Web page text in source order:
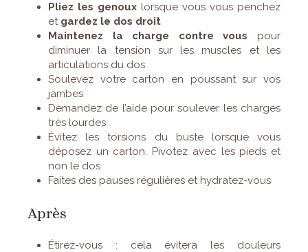
Pliez les genoux lorsque vous vous penchez
et gardez le dos droit
Maintenez la charge contre vous pour
diminuer la tension sur les muscles et les
articulations du dos
Soulevez votre carton en poussant sur vos
jambes
Demandez de l’aide pour soulever les charges
très lourdes
Évitez les torsions du buste lorsque vous
déposez un carton. Pivotez avec les pieds et
non le dos
Faites des pauses régulières et hydratez-vous
Après
Étirez-vous : cela évitera les douleurs